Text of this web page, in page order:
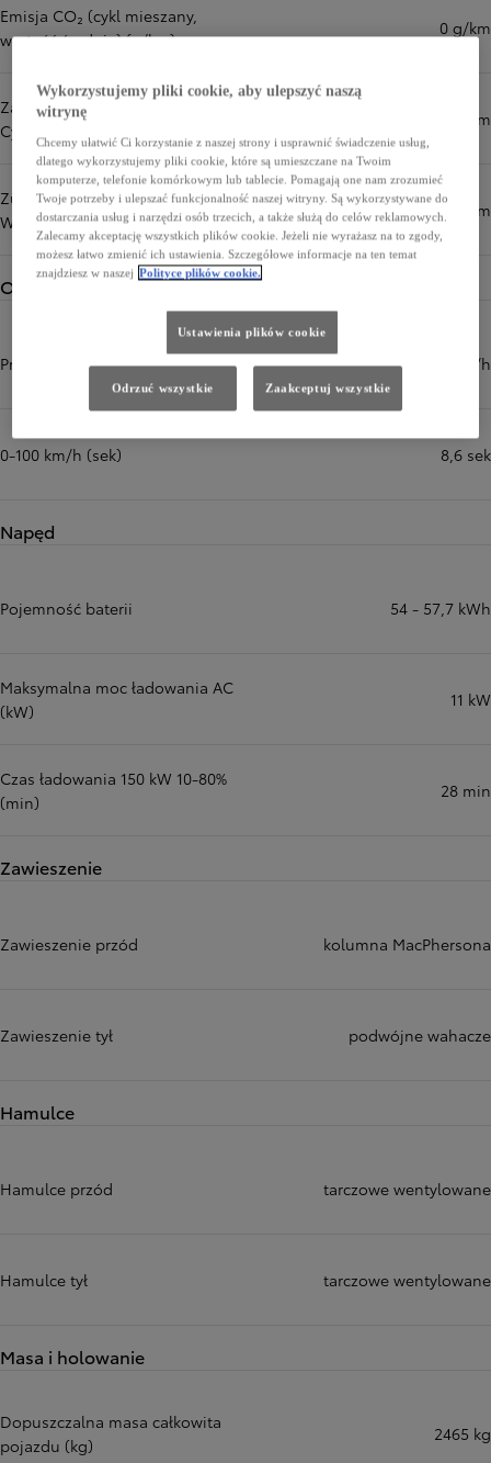
Emisja CO₂ (cykl mieszany,
wartość średnia) (g/km)
0 g/km
Zasięg w trybie elektrycznym -
Cykl mieszany WLTP (km)
444 km
Zużycie energii - Cykl mieszany
WLTP
139 Wh/km
Osiągi
Prędkość maksymalna (km/h) 140 km/h
0-100 km/h (sek) 8,6 sek
Napęd
Pojemność baterii 54 - 57,7 kWh
Maksymalna moc ładowania AC
(kW)
11 kW
Czas ładowania 150 kW 10-80%
(min)
28 min
Zawieszenie
Zawieszenie przód kolumna MacPhersona
Zawieszenie tył podwójne wahacze
Hamulce
Hamulce przód tarczowe wentylowane
Hamulce tył tarczowe wentylowane
Masa i holowanie
Dopuszczalna masa całkowita
pojazdu (kg)
2465 kg
Wykorzystujemy pliki cookie, aby ulepszyć naszą
witrynę
Chcemy ułatwić Ci korzystanie z naszej strony i usprawnić świadczenie usług,
dlatego wykorzystujemy pliki cookie, które są umieszczane na Twoim
komputerze, telefonie komórkowym lub tablecie. Pomagają one nam zrozumieć
Twoje potrzeby i ulepszać funkcjonalność naszej witryny. Są wykorzystywane do
dostarczania usług i narzędzi osób trzecich, a także służą do celów reklamowych.
Zalecamy akceptację wszystkich plików cookie. Jeżeli nie wyrażasz na to zgody,
możesz łatwo zmienić ich ustawienia. Szczegółowe informacje na ten temat
znajdziesz w naszej Polityce plików cookie.
Ustawienia plików cookie
Odrzuć wszystkie Zaakceptuj wszystkie